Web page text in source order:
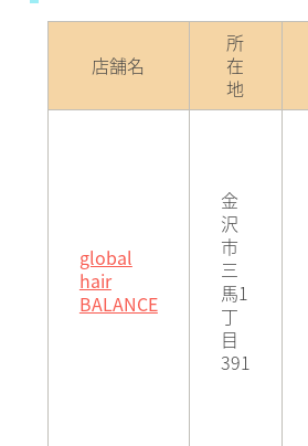
店舗名
所
在
地
global
hair
BALANCE
金
沢
市
三
馬1
丁
目
391